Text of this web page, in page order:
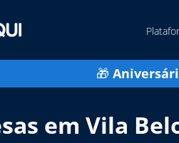
🎁
em Vila